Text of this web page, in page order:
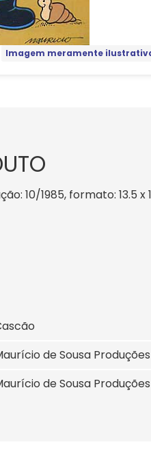
Imagem meramente
10/1985, formato: 13.5
de Sousa Produções
de Sousa Produções